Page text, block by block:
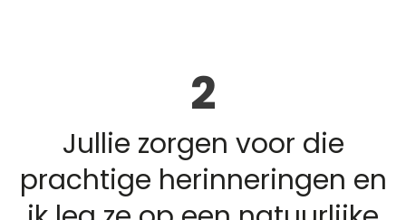
2
Jullie zorgen voor die
prachtige herinneringen en